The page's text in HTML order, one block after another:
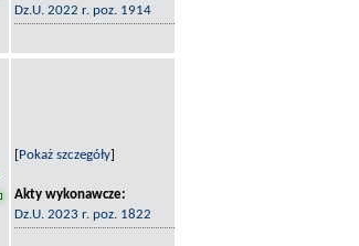
Dz.U. 2022 r. poz. 1914
Pokaż szczegóły
Akty wykonawcze:
Dz.U. 2023 r. poz. 1822